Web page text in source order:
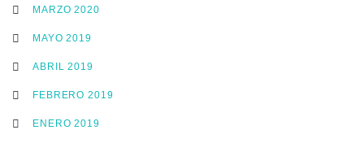
MARZO 2020
MAYO 2019
ABRIL 2019
FEBRERO 2019
ENERO 2019